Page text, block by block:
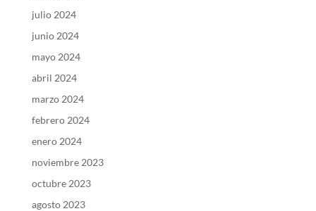
julio 2024
junio 2024
mayo 2024
abril 2024
marzo 2024
febrero 2024
enero 2024
noviembre 2023
octubre 2023
agosto 2023